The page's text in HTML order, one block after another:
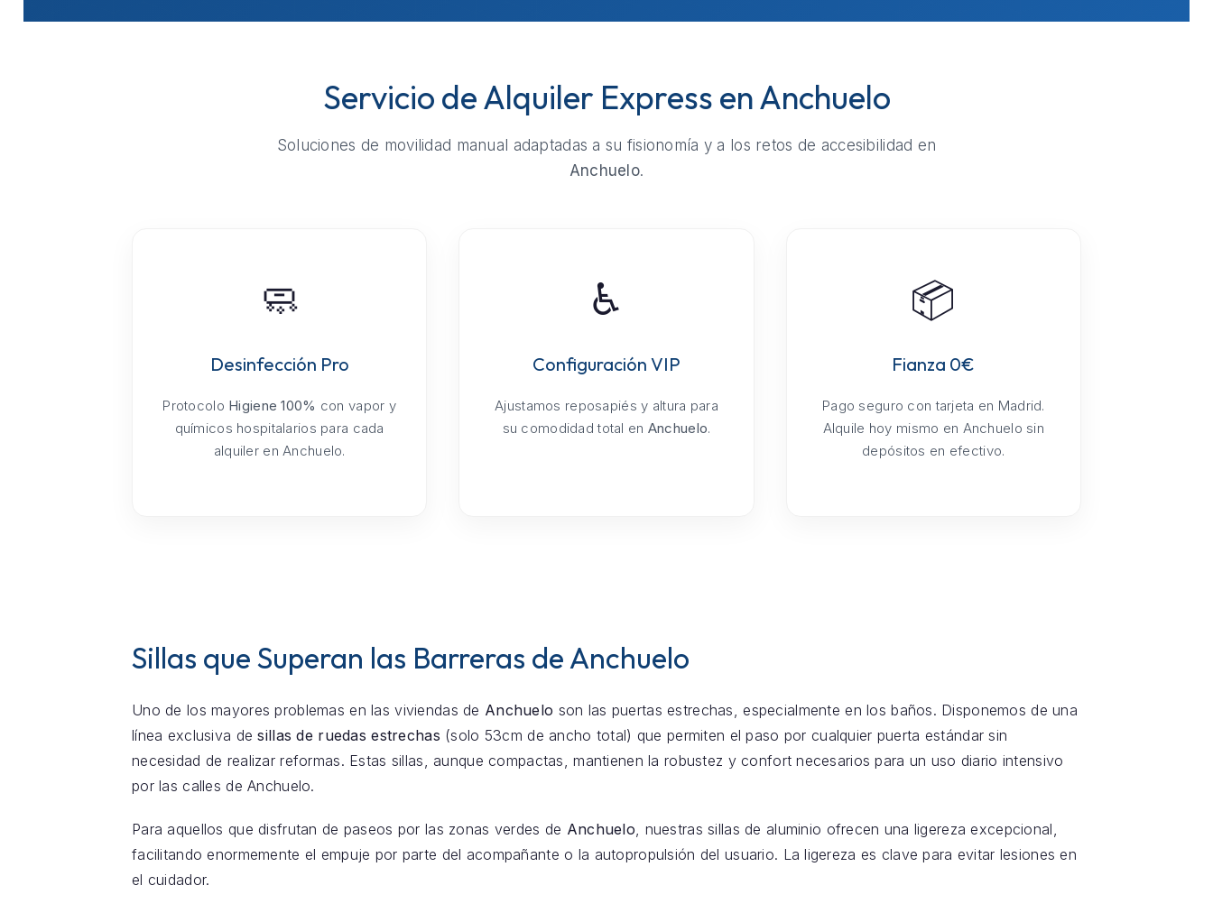
Servicio de Alquiler Express en Anchuelo
Soluciones de movilidad manual adaptadas a su fisionomía y a los retos de accesibilidad en
Anchuelo.
🧼
Desinfección Pro
Protocolo Higiene 100% con vapor y
químicos hospitalarios para cada
alquiler en Anchuelo.
♿
Configuración VIP
Ajustamos reposapiés y altura para
su comodidad total en Anchuelo.
📦
Fianza 0€
Pago seguro con tarjeta en Madrid.
Alquile hoy mismo en Anchuelo sin
depósitos en efectivo.
Sillas que Superan las Barreras de Anchuelo
Uno de los mayores problemas en las viviendas de Anchuelo son las puertas estrechas, especialmente en los baños. Disponemos de una
línea exclusiva desillas de ruedas estrechas (solo 53cm de ancho total) que permiten el paso por cualquier puerta estándar sin
necesidad de realizar reformas. Estas sillas, aunque compactas, mantienen la robustez y confort necesarios para un uso diario intensivo
por las calles de Anchuelo.
Para aquellos que disfrutan de paseos por las zonas verdes de Anchuelo , nuestras sillas de aluminio ofrecen una ligereza excepcional,
facilitando enormemente el empuje por parte del acompañante o la autopropulsión del usuario. La ligereza es clave para evitar lesiones en
el cuidador.